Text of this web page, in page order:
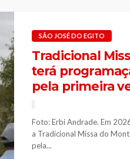
SÃO JOSÉ DO EGITO
Tradicional
terá
pela primeira
Foto: Erbi Andrade. Em
a Tradicional Missa do
pela...